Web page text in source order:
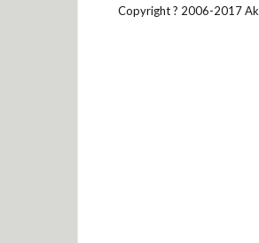
Copyright ? 2006-2017